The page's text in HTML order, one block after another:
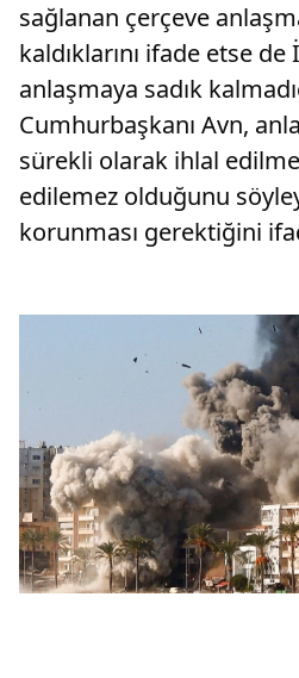
sağlanan çerçeve
kaldıklarını ifade etse de
anlaşmaya sadık
Cumhurbaşkanı Avn,
sürekli olarak ihlal
edilemez olduğunu
korunması gerektiğini